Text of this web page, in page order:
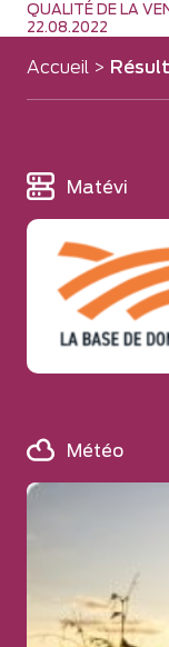
QUALITÉ DE LA
22.08.2022
Accueil >
Matévi
Météo